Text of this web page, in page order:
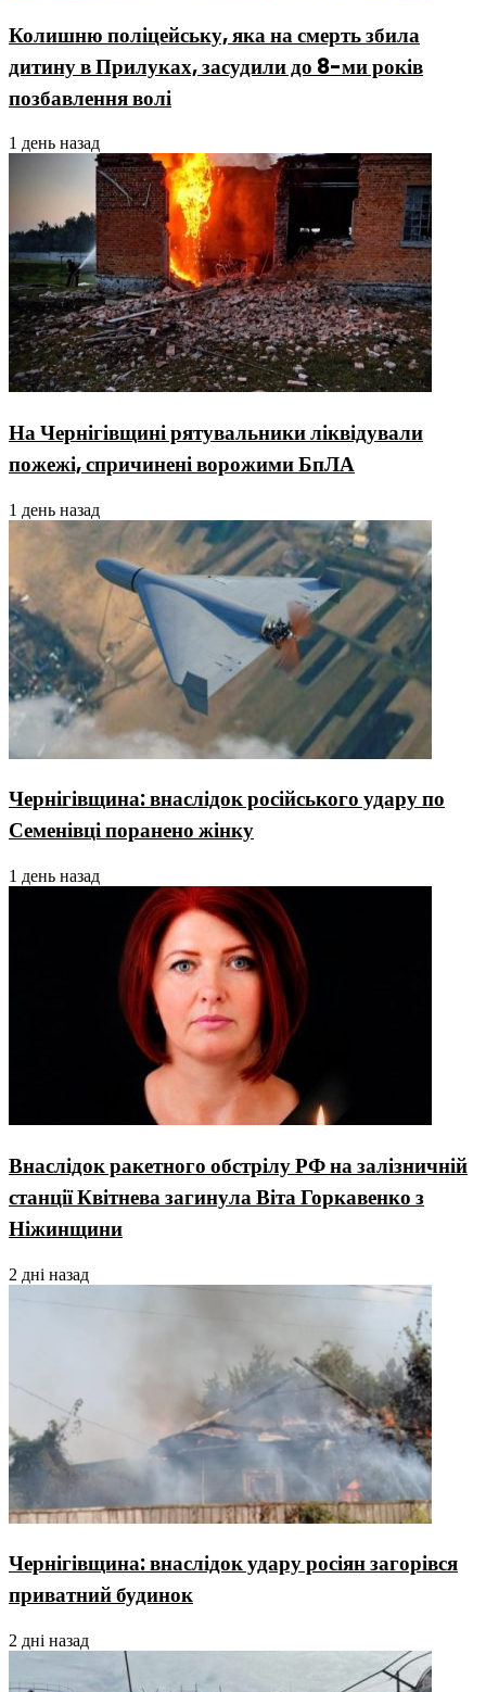
Колишню поліцейську, яка на смерть збила
дитину в Прилуках, засудили до 8-ми років
позбавлення волі
1 день назад
На Чернігівщині рятувальники ліквідували
пожежі, спричинені ворожими БпЛА
1 день назад
Чернігівщина: внаслідок російського удару по
Семенівці поранено жінку
1 день назад
Внаслідок ракетного обстрілу РФ на залізничній
станції Квітнева загинула Віта Горкавенко з
Ніжинщини
2 дні назад
Чернігівщина: внаслідок удару росіян загорівся
приватний будинок
2 дні назад